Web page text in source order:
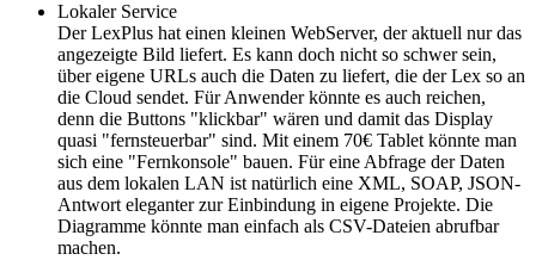
Lokaler Service
Der LexPlus hat einen kleinen WebServer, der aktuell nur das
angezeigte Bild liefert. Es kann doch nicht so schwer sein,
über eigene URLs auch die Daten zu liefert, die der Lex so an
die Cloud sendet. Für Anwender könnte es auch reichen,
denn die Buttons "klickbar" wären und damit das Display
quasi "fernsteuerbar" sind. Mit einem 70€ Tablet könnte man
sich eine "Fernkonsole" bauen. Für eine Abfrage der Daten
aus dem lokalen LAN ist natürlich eine XML, SOAP, JSON-
Antwort eleganter zur Einbindung in eigene Projekte. Die
Diagramme könnte man einfach als CSV-Dateien abrufbar
machen.